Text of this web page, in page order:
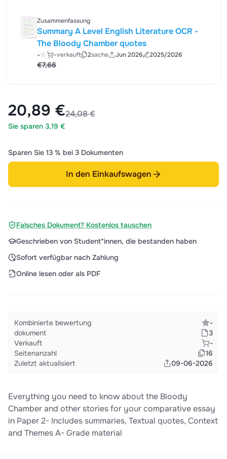
Zusammenfassung
Summary A Level English Literature OCR -
The Bloody Chamber quotes
- -verkauft 2sache Jun 2026 2025/2026
€7,66
20,89 €24,08 €
Sie sparen 3,19 €
Sparen Sie 13 % bei 3 Dokumenten
In den Einkaufswagen
Falsches Dokument? Kostenlos tauschen
Geschrieben von Student*innen, die bestanden haben
Sofort verfügbar nach Zahlung
Online lesen oder als PDF
Kombinierte bewertung
-
dokument
3
Verkauft
-
Seitenanzahl
16
Zuletzt aktualisiert
09-06-2026
Everything you need to know about the Bloody
Chamber and other stories for your comparative essay
in Paper 2- Includes summaries, Textual quotes, Context
and Themes A- Grade material